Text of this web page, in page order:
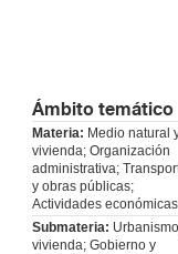
Ámbito temático
Materia: Medio natural
vivienda; Organización
administrativa;
y obras públicas;
Actividades económicas
Submateria:
vivienda; Gobierno y